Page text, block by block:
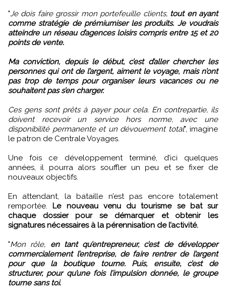
"Je dois faire grossir mon portefeuille clients, tout en ayant
comme stratégie de prémiumiser les produits. Je voudrais
atteindre un réseau d’agences loisirs compris entre 15 et 20
points de vente.
Ma conviction, depuis le début, c’est d’aller chercher les
personnes qui ont de l’argent, aiment le voyage, mais n’ont
pas trop de temps pour organiser leurs vacances ou ne
souhaitent pas s’en charger.
Ces gens sont prêts à payer pour cela. En contrepartie, ils
doivent recevoir un service hors norme, avec une
disponibilité permanente et un dévouement total", imagine
le patron de Centrale Voyages.
Une fois ce développement terminé, d’ici quelques
années, il pourra alors souffler un peu et se fixer de
nouveaux objectifs.
En attendant, la bataille n’est pas encore totalement
remportée. Le nouveau venu du tourisme se bat sur
chaque dossier pour se démarquer et obtenir les
signatures nécessaires à la pérennisation de l’activité.
"Mon rôle, en tant qu’entrepreneur, c’est de développer
commercialement l’entreprise, de faire rentrer de l’argent
pour que la boutique tourne. Puis, ensuite, c’est de
structurer, pour qu’une fois l’impulsion donnée, le groupe
tourne sans toi.